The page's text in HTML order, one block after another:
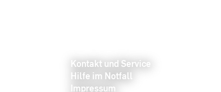
Kontakt und Service
Hilfe im Notfall
Impressum